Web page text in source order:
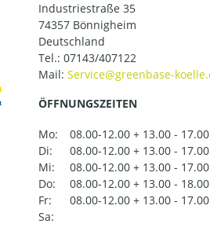
Industriestraße 35
74357 Bönnigheim
Deutschland
Tel.: 07143/407122
Mail:
ÖFFNUNGSZEITEN
Mo:
08.00-12.00 + 13.00 - 17.00
Di:
08.00-12.00 + 13.00 - 17.00
Mi:
08.00-12.00 + 13.00 - 17.00
Do:
08.00-12.00 + 13.00 - 18.00
Fr:
08.00-12.00 + 13.00 - 17.00
Sa: